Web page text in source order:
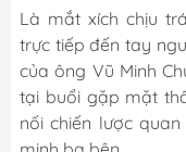
Là mắt xích chịu
trực tiếp đến tay
của ông Vũ Minh
tại buổi gặp mặt
nối chiến lược